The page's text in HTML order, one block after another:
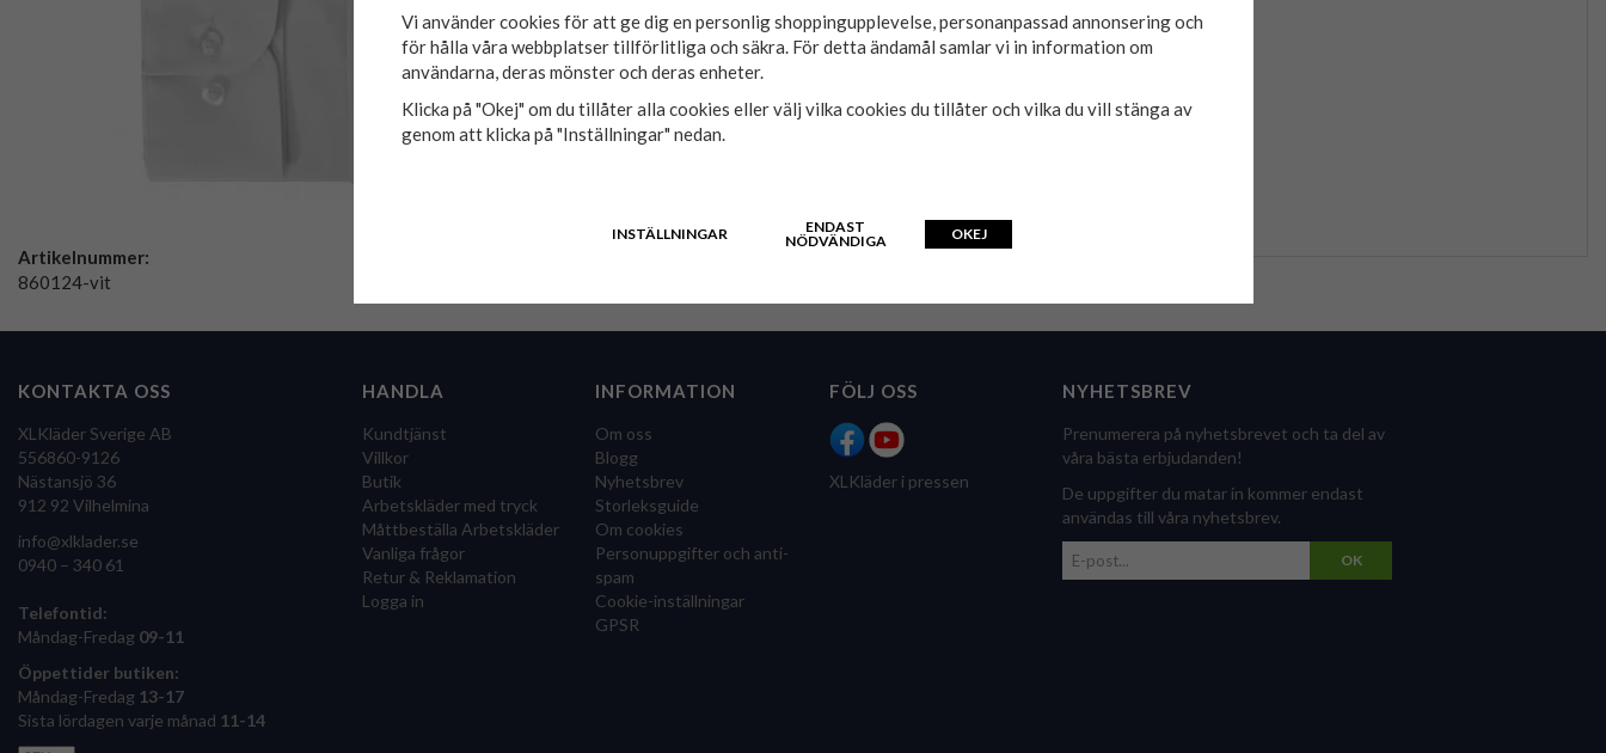
Bröstficka.
250 g/m²
3XL = Skjortstrl 47/48
Artikelnummer:
860124-vit
KONTAKTA OSS
XLKläder Sverige AB
556860-9126
Nästansjö 36
912 92 Vilhelmina
info@xlklader.se
0940 – 340 61
Telefontid:
Måndag-Fredag 09-11
Öppettider butiken:
Måndag-Fredag 13-17
Sista lördagen varje månad 11-14
HANDLA
Kundtjänst
Villkor
Butik
Arbetskläder med tryck
Måttbeställa Arbetskläder
Vanliga frågor
Retur & Reklamation
Logga in
INFORMATION
Om oss
Blogg
Nyhetsbrev
Storleksguide
Om cookies
Personuppgifter och anti-
spam
Cookie-inställningar
GPSR
FÖLJ OSS
XLKläder i pressen
NYHETSBREV
Prenumerera på nyhetsbrevet och ta del av
våra bästa erbjudanden!
De uppgifter du matar in kommer endast
användas till våra nyhetsbrev.
OK
Vi använder cookies för att ge dig en personlig shoppingupplevelse, personanpassad annonsering och
för hålla våra webbplatser tillförlitliga och säkra. För detta ändamål samlar vi in information om
användarna, deras mönster och deras enheter.
Klicka på "Okej" om du tillåter alla cookies eller välj vilka cookies du tillåter och vilka du vill stänga av
genom att klicka på "Inställningar" nedan.
INSTÄLLNINGAR
ENDAST
NÖDVÄNDIGA
OKEJ